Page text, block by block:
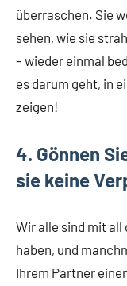
überraschen. Sie
sehen, wie sie
– wieder einmal
es darum geht, in
zeigen!
4. Gönnen
sie keine
Wir alle sind mit all
haben, und
Ihrem Partner